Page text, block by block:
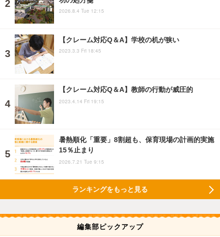
2026.8.4 Tue 12:15
【クレーム対応Q＆A】学校の机が狭い
2023.3.3 Fri 18:45
【クレーム対応Q＆A】教師の行動が威圧的
2023.4.14 Fri 19:15
暑熱順化「重要」8割超も、保育現場の計画的実施
15％止まり
2026.7.21 Tue 9:15
ランキングをもっと見る
編集部ピックアップ